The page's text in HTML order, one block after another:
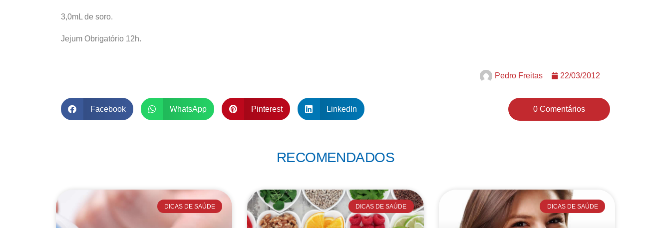
3,0mL de soro.
Jejum Obrigatório 12h.
Pedro Freitas 22/03/2012
Facebook WhatsApp Pinterest LinkedIn 0 Comentários
RECOMENDADOS
DICAS DE SAÚDE DICAS DE SAÚDE DICAS DE SAÚDE